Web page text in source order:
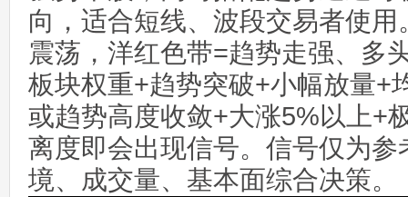
向，适合短线、波段交易者使
震荡，洋红色带=趋势走强、多
板块权重+趋势突破+小幅放量+
或趋势高度收敛+大涨5%以上+
离度即会出现信号。信号仅为
境、成交量、基本面综合决策。